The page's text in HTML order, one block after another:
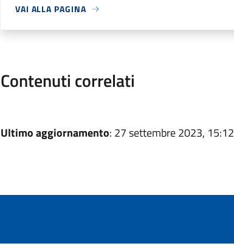
VAI ALLA PAGINA
Contenuti correlati
Ultimo aggiornamento: 27 settembre 2023, 15:12